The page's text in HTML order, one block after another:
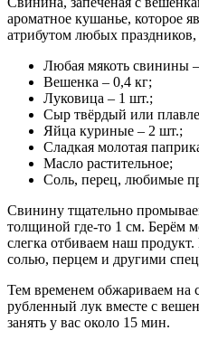
ароматное кушанье, которое
атрибутом любых
Любая мякоть свинины
Вешенка – 0,4 кг;
Луковица – 1 шт.;
Сыр твёрдый или
Яйца куриные – 2 шт.;
Сладкая молотая
Масло растительное;
Соль, перец, любимые
Свинину тщательно
толщиной где-то 1 см. Берём
слегка отбиваем наш
солью, перцем и другими
Тем временем обжариваем на
рубленный лук вместе с
занять у вас около 15 мин.